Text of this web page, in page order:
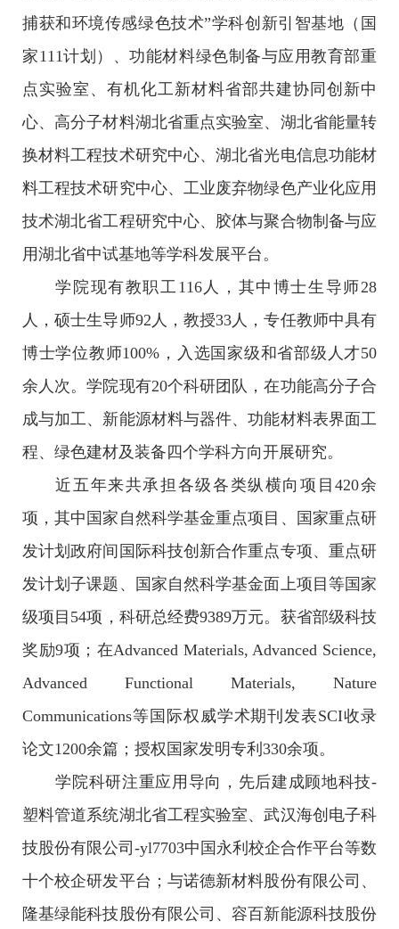
捕获和环境传感绿色技术”学科创新引智基地（国
家111计划）、功能材料绿色制备与应用教育部重
点实验室、有机化工新材料省部共建协同创新中
心、高分子材料湖北省重点实验室、湖北省能量转
换材料工程技术研究中心、湖北省光电信息功能材
料工程技术研究中心、工业废弃物绿色产业化应用
技术湖北省工程研究中心、胶体与聚合物制备与应
用湖北省中试基地等学科发展平台。
学院现有教职工116人，其中博士生导师28
人，硕士生导师92人，教授33人，专任教师中具有
博士学位教师100%，入选国家级和省部级人才50
余人次。学院现有20个科研团队，在功能高分子合
成与加工、新能源材料与器件、功能材料表界面工
程、绿色建材及装备四个学科方向开展研究。
近五年来共承担各级各类纵横向项目420余
项，其中国家自然科学基金重点项目、国家重点研
发计划政府间国际科技创新合作重点专项、重点研
发计划子课题、国家自然科学基金面上项目等国家
级项目54项，科研总经费9389万元。获省部级科技
奖励9项；在Advanced Materials, Advanced Science,
Advanced Functional Materials, Nature
Communications等国际权威学术期刊发表SCI收录
论文1200余篇；授权国家发明专利330余项。
学院科研注重应用导向，先后建成顾地科技-
塑料管道系统湖北省工程实验室、武汉海创电子科
技股份有限公司-yl7703中国永利校企合作平台等数
十个校企研发平台；与诺德新材料股份有限公司、
隆基绿能科技股份有限公司、容百新能源科技股份